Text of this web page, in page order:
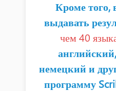
исключения
признаку пола,
Кроме того,
выдавать
чем 40
немецкий и
программу